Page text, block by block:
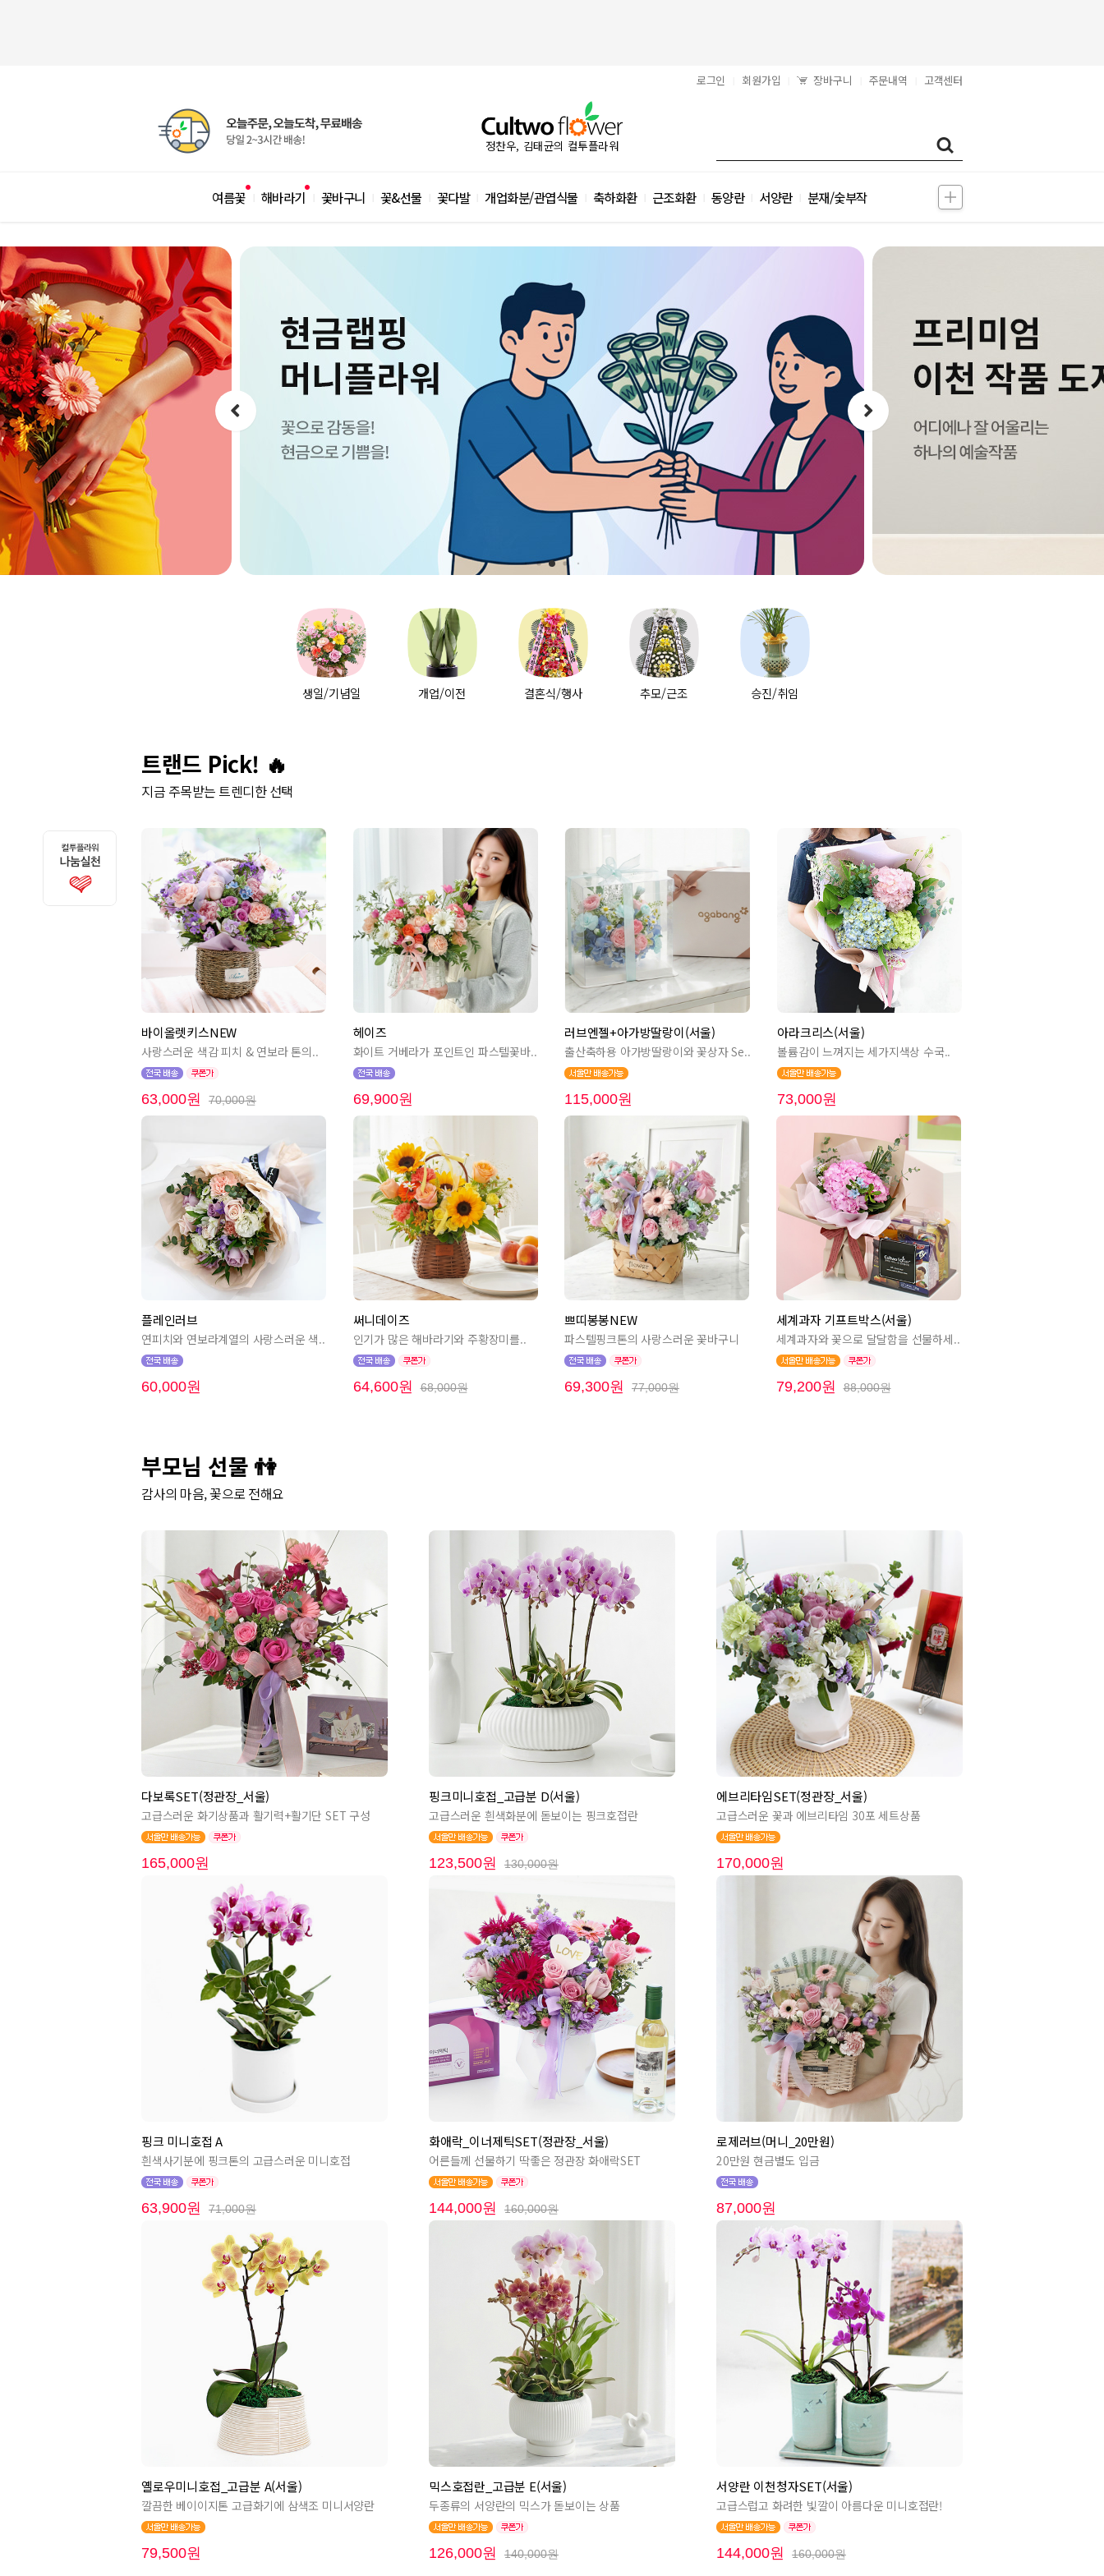
로그인 회원가입 장바구니 주문내역 고객센터
정찬우, 김태균의 컬투플라워
여름꽃 해바라기 꽃바구니 꽃&선물 꽃다발 개업화분/관엽식물 축하화환 근조화환 동양란 서양란 분재/숯부작
생일/기념일 개업/이전 결혼식/행사 추모/근조 승진/취임
트랜드 Pick! 🔥
지금 주목받는 트렌디한 선택
바이올렛키스NEW
사랑스러운 색감 피치 & 연보라 톤의..
63,000원 70,000원
헤이즈
화이트 거베라가 포인트인 파스텔꽃바..
69,900원
러브엔젤+아가방딸랑이(서울)
출산축하용 아가방딸랑이와 꽃상자 Se..
115,000원
아라크리스(서울)
볼륨감이 느껴지는 세가지색상 수국..
73,000원
플레인러브
연피치와 연보라계열의 사랑스러운 색..
60,000원
써니데이즈
인기가 많은 해바라기와 주황장미를..
64,600원 68,000원
쁘띠봉봉NEW
파스텔핑크톤의 사랑스러운 꽃바구니
69,300원 77,000원
세계과자 기프트박스(서울)
세계과자와 꽃으로 달달함을 선물하세..
79,200원 88,000원
부모님 선물 👫
감사의 마음, 꽃으로 전해요
다보록SET(정관장_서울)
고급스러운 화기상품과 활기력+활기단 SET 구성
165,000원
핑크미니호접_고급분 D(서울)
고급스러운 흰색화분에 돋보이는 핑크호접란
123,500원 130,000원
에브리타임SET(정관장_서울)
고급스러운 꽃과 에브리타임 30포 세트상품
170,000원
핑크 미니호접 A
흰색사기분에 핑크톤의 고급스러운 미니호접
63,900원 71,000원
화애락_이너제틱SET(정관장_서울)
어른들께 선물하기 딱좋은 정관장 화애락SET
144,000원 160,000원
로제러브(머니_20만원)
20만원 현금별도 입금
87,000원
옐로우미니호접_고급분 A(서울)
깔끔한 베이이지톤 고급화기에 삼색조 미니서양란
79,500원
믹스호접란_고급분 E(서울)
두종류의 서양란의 믹스가 돋보이는 상품
126,000원 140,000원
서양란 이천청자SET(서울)
고급스럽고 화려한 빛깔이 아름다운 미니호접란!
144,000원 160,000원